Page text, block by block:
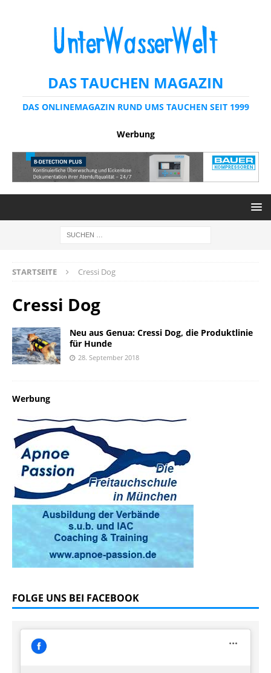
DAS TAUCHEN MAGAZIN
DAS ONLINEMAGAZIN RUND UMS TAUCHEN SEIT 1999
Werbung
STARTSEITE Cressi Dog
Cressi Dog
Neu aus Genua: Cressi Dog, die Produktlinie
für Hunde
28. September 2018
Werbung
FOLGE UNS BEI FACEBOOK